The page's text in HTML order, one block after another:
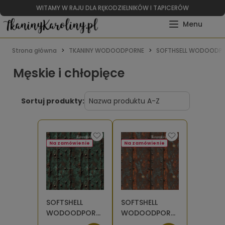
WITAMY W RAJU DLA RĘKODZIELNIKÓW I TAPICERÓW
Strona główna TKANINY WODOODPORNE SOFTHSELL
Męskie i chłopięce
Sortuj produkty:
SOFTSHELL
WODOODPORNY
Na zamówienie
SOFTSHELL
WODOODPORNY
Na zamówienie